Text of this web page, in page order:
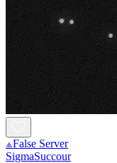
⟁False Server
SigmaSuccour